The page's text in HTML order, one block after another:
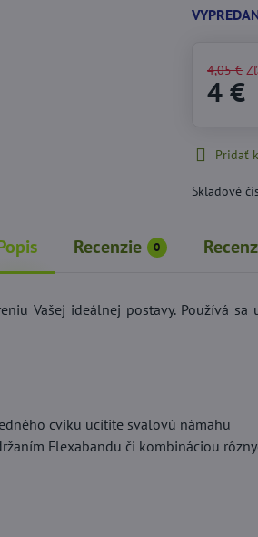
4,05 €
4 €
Pridať
Skladové
Recenzie 0
Vašej ideálnej postavy. Používá sa
cviku ucítite svalovú námahu
Flexabandu či kombináciou